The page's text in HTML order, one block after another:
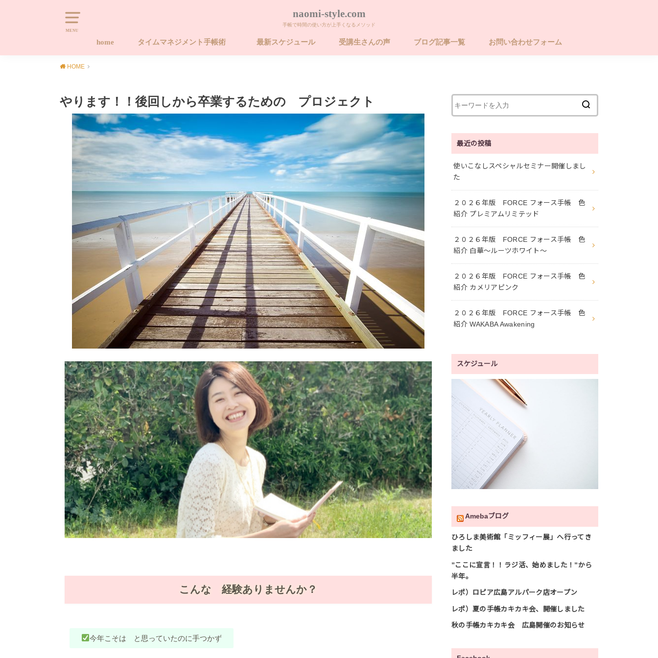
MENU
naomi-style.com
手帳で時間の使い方が上手くなるメソッド
home タイムマネジメント手帳術 最新スケジュール 受講生さんの声 ブログ記事一覧 お問い合わせフォーム
HOME
やります！！後回しから卒業するための プロジェクト
こんな 経験ありませんか？
今年こそは と思っていたのに手つかず
最近の投稿
使いこなしスペシャルセミナー開催しまし
た
２０２６年版 FORCE フォース手帳 色
紹介 プレミアムリミテッド
２０２６年版 FORCE フォース手帳 色
紹介 白華〜ルーツホワイト〜
２０２６年版 FORCE フォース手帳 色
紹介 カメリアピンク
２０２６年版 FORCE フォース手帳 色
紹介 WAKABA Awakening
スケジュール
Amebaブログ
ひろしま美術館「ミッフィー展」へ行ってき
ました
”ここに宣言！！ラジ活、始めました！”から
半年。
レポ）ロピア広島アルパーク店オープン
レポ）夏の手帳カキカキ会、開催しました
秋の手帳カキカキ会 広島開催のお知らせ